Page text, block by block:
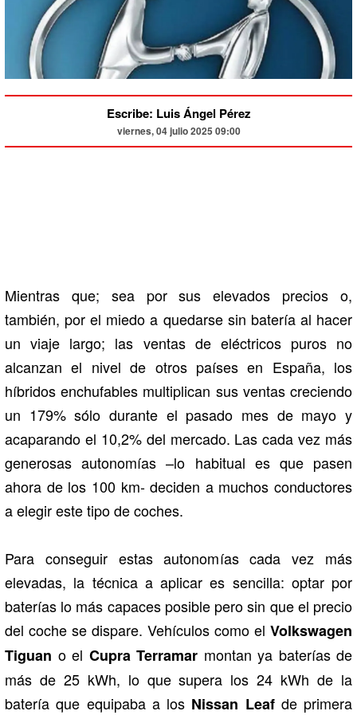
Escribe: Luis Ángel Pérez
viernes, 04 julio 2025 09:00
Mientras que; sea por sus elevados precios o,
también, por el miedo a quedarse sin batería al hacer
un viaje largo; las ventas de eléctricos puros no
alcanzan el nivel de otros países en España, los
híbridos enchufables multiplican sus ventas creciendo
un 179% sólo durante el pasado mes de mayo y
acaparando el 10,2% del mercado. Las cada vez más
generosas autonomías –lo habitual es que pasen
ahora de los 100 km- deciden a muchos conductores
a elegir este tipo de coches.
Para conseguir estas autonomías cada vez más
elevadas, la técnica a aplicar es sencilla: optar por
baterías lo más capaces posible pero sin que el precio
del coche se dispare. Vehículos como el Volkswagen
Tiguan o el Cupra Terramar montan ya baterías de
más de 25 kWh, lo que supera los 24 kWh de la
batería que equipaba a los Nissan Leafde primera